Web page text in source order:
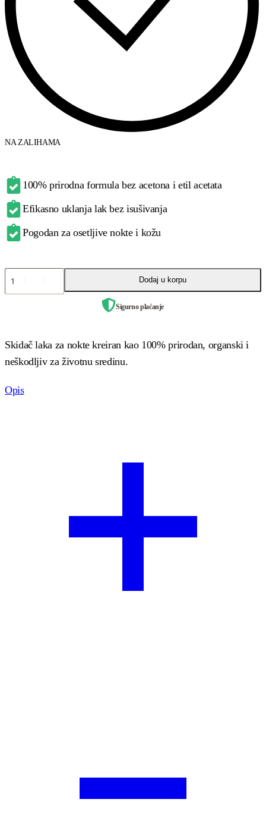
NA ZALIHAMA
100% prirodna formula bez acetona i etil acetata
Efikasno uklanja lak bez isušivanja
Pogodan za osetljive nokte i kožu
Dodaj u korpu
Sigurno plaćanje
Skidač laka za nokte kreiran kao 100% prirodan, organski i
neškodljiv za životnu sredinu.
Opis